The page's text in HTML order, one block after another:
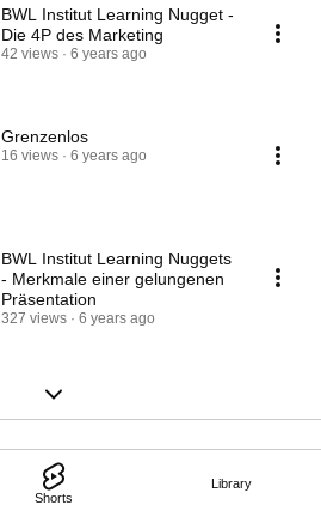
Shorts
Library
BWL Institut Learning Nugget -
Die 4P des Marketing
42 views 6 years ago
Grenzenlos
16 views 6 years ago
BWL Institut Learning Nuggets
- Merkmale einer gelungenen
Präsentation
327 views 6 years ago